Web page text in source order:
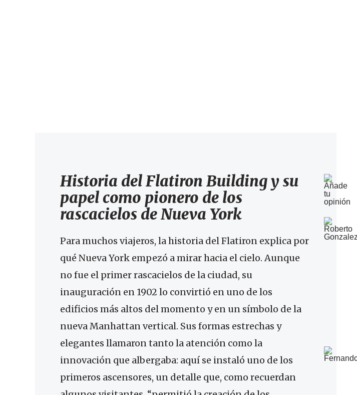
Historia del Flatiron Building y su
papel como pionero de los
rascacielos de Nueva York
Para muchos viajeros, la historia del Flatiron explica por
qué Nueva York empezó a mirar hacia el cielo. Aunque
no fue el primer rascacielos de la ciudad, su
inauguración en 1902 lo convirtió en uno de los
edificios más altos del momento y en un símbolo de la
nueva Manhattan vertical. Sus formas estrechas y
elegantes llamaron tanto la atención como la
innovación que albergaba: aquí se instaló uno de los
primeros ascensores, un detalle que, como recuerdan